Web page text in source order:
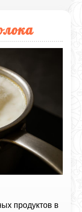
продуктов в